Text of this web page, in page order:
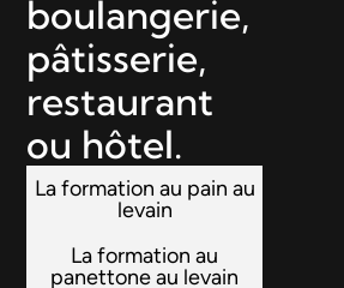
boulangerie,
pâtisserie,
restaurant
ou hôtel.
La formation au pain au
levain
La formation au
panettone au levain